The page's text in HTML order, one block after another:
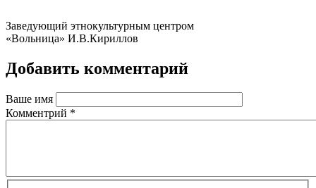
Заведующий этнокультурным центром
«Вольница» И.В.Кириллов
Добавить комментарий
Ваше имя
Комментрий *